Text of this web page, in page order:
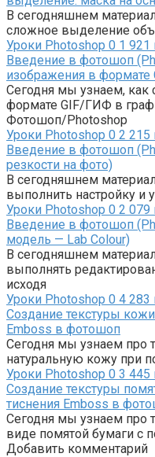
В сегодняшнем
сложное выделение
Уроки Photoshop 0 1 921
Введение в фотошоп
изображения в формате
Сегодня мы узнаем, как
формате GIF/ГИФ в
Фотошоп/Photoshop
Уроки Photoshop 0 2 215
Введение в фотошоп
резкости на фото)
В сегодняшнем
выполнить настройку и
Уроки Photoshop 0 2 079
Введение в фотошоп
модель — Lab Colour)
В сегодняшнем
выполнять
исходя
Уроки Photoshop 0 4 283
Создание текстуры
Emboss в фотошоп
Сегодня мы узнаем про
натуральную кожу при
Уроки Photoshop 0 3 445
Создание текстуры
тиснения Emboss в
Сегодня мы узнаем про
виде помятой бумаги с
Добавить комментарий